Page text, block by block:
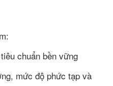
chuẩn bền vững
mức độ phức tạp và